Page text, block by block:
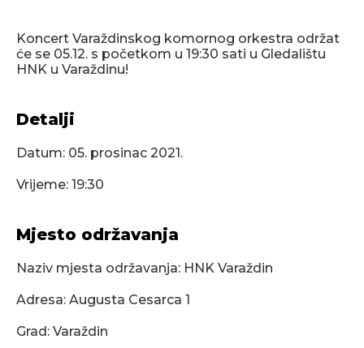
Koncert Varaždinskog komornog orkestra održat
će se 05.12. s početkom u 19:30 sati u Gledalištu
HNK u Varaždinu!
Detalji
Datum: 05. prosinac 2021.
Vrijeme: 19:30
Mjesto održavanja
Naziv mjesta održavanja: HNK Varaždin
Adresa: Augusta Cesarca 1
Grad: Varaždin